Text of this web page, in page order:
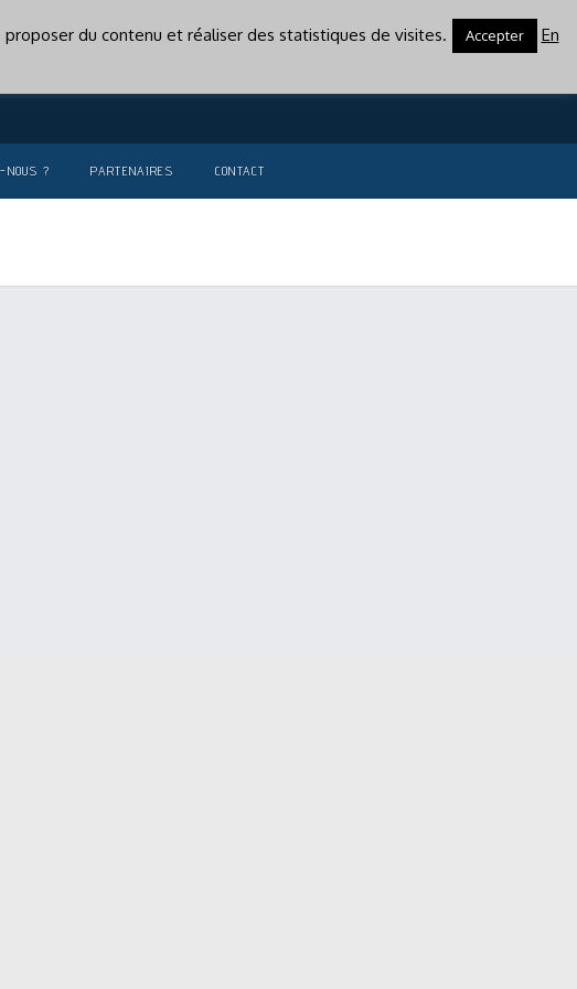
NOUS ? PARTENAIRES CONTACT
proposer du contenu et réaliser des statistiques de visites. Accepter
En